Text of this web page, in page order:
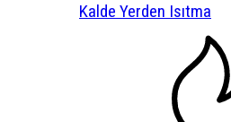
Kalde Yerden Isıtma